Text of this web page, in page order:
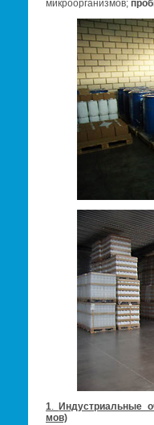
мик­ро­ор­га­низ­мов;
1. Ин­ду­стри­аль­ные
мов)